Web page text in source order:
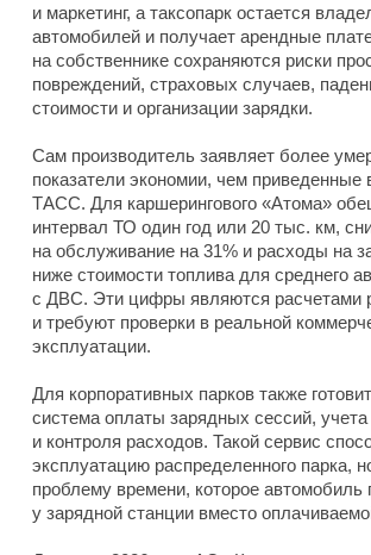
и маркетинг, а таксопарк остается
автомобилей и получает арендные
на собственнике сохраняются риски
повреждений, страховых случаев,
стоимости и организации зарядки.
Сам производитель заявляет более
показатели экономии, чем приведенные
ТАСС. Для каршерингового «Атома»
интервал ТО один год или 20 тыс. км,
на обслуживание на 31% и расходы на
ниже стоимости топлива для среднего
с ДВС. Эти цифры являются расчетами
и требуют проверки в реальной
эксплуатации.
Для корпоративных парков также
система оплаты зарядных сессий, учета
и контроля расходов. Такой сервис
эксплуатацию распределенного парка,
проблему времени, которое автомобиль
у зарядной станции вместо